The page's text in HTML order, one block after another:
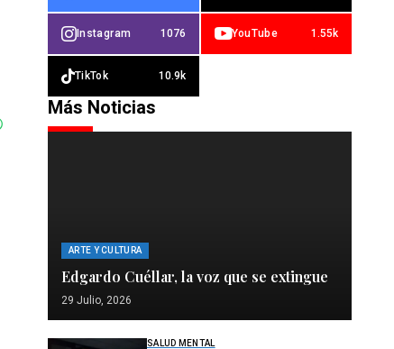
Instagram 1076 YouTube 1.55k
TikTok 10.9k
Más Noticias
ARTE Y CULTURA
Edgardo Cuéllar, la voz que se extingue
29 Julio, 2026
SALUD MENTAL